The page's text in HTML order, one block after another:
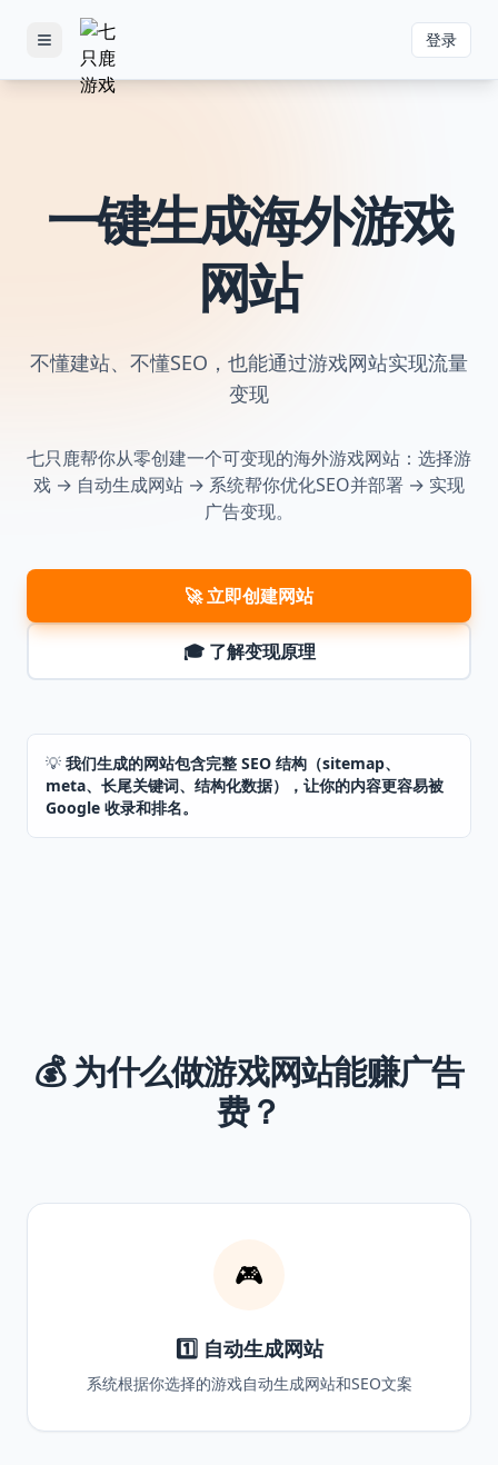
Toggle menu 登录
一键生成海外游戏
网站
不懂建站、不懂SEO，也能通过游戏网站实现流量
变现
七只鹿帮你从零创建一个可变现的海外游戏网站：选择游
戏 → 自动生成网站 → 系统帮你优化SEO并部署 → 实现
广告变现。
🚀立即创建网站
🎓 了解变现原理
💡 我们生成的网站包含完整 SEO 结构（sitemap、
meta、长尾关键词、结构化数据），让你的内容更容易被
Google 收录和排名。
💰 为什么做游戏网站能赚广告
费？
🎮
1️⃣ 自动生成网站
系统根据你选择的游戏自动生成网站和SEO文案